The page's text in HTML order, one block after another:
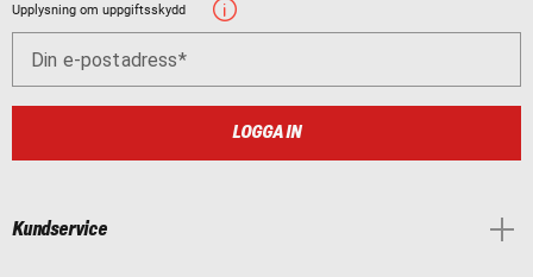
Upplysning om uppgiftsskydd
Din e-postadress
LOGGA IN
Kundservice